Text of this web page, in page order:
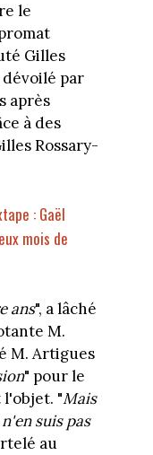
le
Gilles
par
après
à des
Rossary-
: Gaël
mois de
ans", a lâché
M.
M. Artigues
" pour le
"Mais
suis pas
au